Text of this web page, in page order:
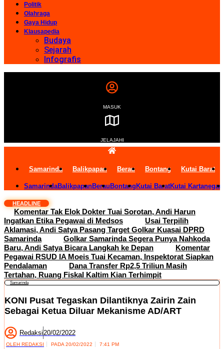
Politik
Olahraga
Gaya Hidup
Klausapedia
Budaya
Sejarah
Infografis
MASUK
JELAJAHI
Samarinda Balikpapan Berau Bontang Kutai Barat
SamarindaBalikpapanBerau Bontang Kutai BaratKutai
HEADLINE
Komentar Tak Elok Dokter Tuai Sorotan, Andi Harun
Ingatkan Etika Pegawai di Medsos
Usai Terpilih
Aklamasi, Andi Satya Pasang Target Golkar Kuasai DPRD
Samarinda
Golkar Samarinda Segera Punya Nahkoda
Baru, Andi Satya Bicara Langkah ke Depan
Komentar
Pegawai RSUD IA Moeis Tuai Kecaman, Inspektorat Siapkan
Pendalaman
Dana Transfer Rp2,5 Triliun Masih
Tertahan, Ruang Fiskal Kaltim Kian Terhimpit
Samarinda
KONI Pusat Tegaskan Dilantiknya Zairin Zain
Sebagai Ketua Diluar Mekanisme AD/ART
Redaksi 20/02/2022
OLEH REDAKSI PADA 20/02/2022 7:41 PM